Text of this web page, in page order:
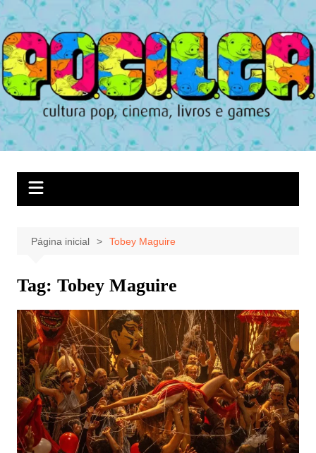
Ir
para
o
conteúdo
Página inicial Tobey Maguire
Tag: Tobey Maguire